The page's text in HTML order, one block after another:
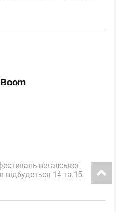
веганської
відбудеться 14 та 15